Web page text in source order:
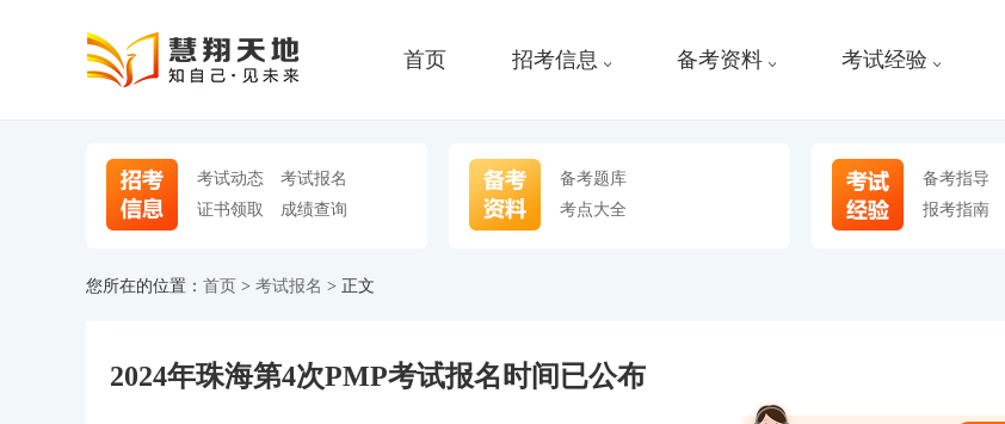
首页 招考信息 备考资料 考试经验
考试动态
考试报名
证书领取
成绩查询
备考题库
考点大全
备考指导
报考指南
您所在的位置： 首页 > 考试报名 > 正文
2024年珠海第4次PMP考试报名时间已公布